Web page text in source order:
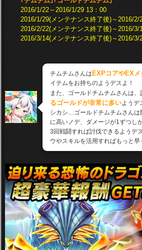
2016/1/22～2016/1/29 13：00
2016/1/29(メンテナンス終了後)～2016/2/
2016/2/22(メンテナンス終了後)～2016/3/
2016/3/14(メンテナンス終了後)～2016/3/
チムチムさんは EXPコアやEXメ
イテムをお持ちのようデスよ！
また、ゴールドチムチムさんは、
るゴールドが非常に多いようデ
シカシ…ゴールドチムチムさんは
に高いノデ、ダメージが1ずつし
3回戦闘すれば討伐できるようデ
ウやスキルを活用すればもっと早